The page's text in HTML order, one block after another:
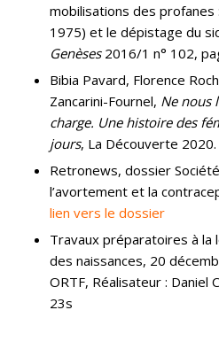
mobilisations des profanes
1975) et le dépistage du
Genèses 2016/1 n° 102,
Bibia Pavard, Florence
Zancarini-Fournel, Ne nous
charge. Une histoire des
jours, La Découverte 2020.
Retronews, dossier
l’avortement et la
lien vers le dossier
Travaux préparatoires à la
des naissances, 20
ORTF, Réalisateur : Daniel
23s